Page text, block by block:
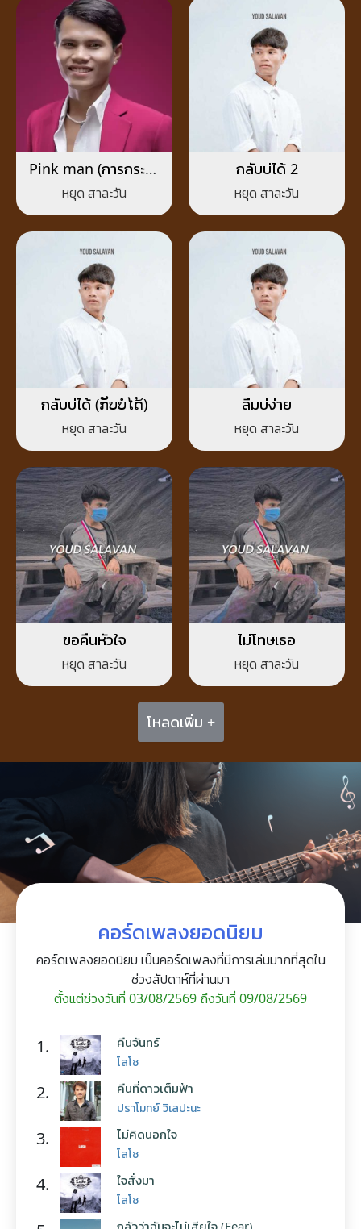
Pink man (การกระทำ
สีชมพู)
หยุด สาละวัน
กลับบ่ได้ 2
หยุด สาละวัน
กลับบ่ได้ (ກັບບໍ່ໄດ້)
หยุด สาละวัน
ลืมบ่ง่าย
หยุด สาละวัน
ขอคืนหัวใจ
หยุด สาละวัน
ไม่โทษเธอ
หยุด สาละวัน
โหลดเพิ่ม +
คอร์ดเพลงยอดนิยม
คอร์ดเพลงยอดนิยม เป็นคอร์ดเพลงที่มีการเล่นมากที่สุดใน
ช่วงสัปดาห์ที่ผ่านมา
ตั้งแต่ช่วงวันที่ 03/08/2569 ถึงวันที่ 09/08/2569
1. คืนจันทร์
โลโซ
2. คืนที่ดาวเต็มฟ้า
ปราโมทย์ วิเลปะนะ
3. ไม่คิดนอกใจ
โลโซ
4. ใจสั่งมา
โลโซ